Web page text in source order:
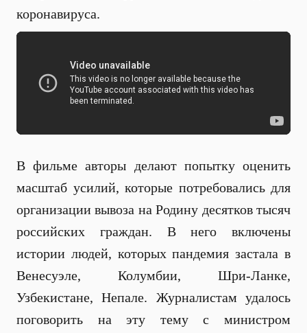
коронавируса.
В фильме авторы делают попытку оценить
масштаб усилий, которые потребовались для
организации вывоза на Родину десятков тысяч
российских граждан. В него включены
истории людей, которых пандемия застала в
Венесуэле, Колумбии, Шри-Ланке,
Узбекистане, Непале. Журналистам удалось
поговорить на эту тему с министром